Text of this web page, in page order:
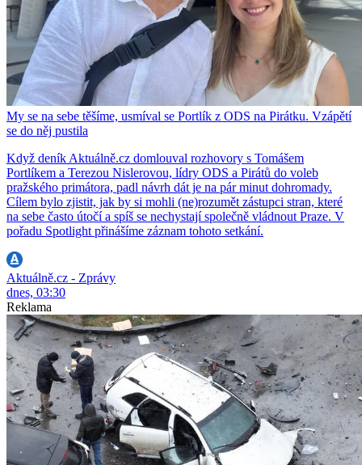
My se na sebe těšíme, usmíval se Portlík z ODS na Pirátku. Vzápětí
se do něj pustila
Když deník Aktuálně.cz domlouval rozhovory s Tomášem
Portlíkem a Terezou Nislerovou, lídry ODS a Pirátů do voleb
pražského primátora, padl návrh dát je na pár minut dohromady.
Cílem bylo zjistit, jak by si mohli (ne)rozumět zástupci stran, které
na sebe často útočí a spíš se nechystají společně vládnout Praze. V
pořadu Spotlight přinášíme záznam tohoto setkání.
Aktuálně.cz - Zprávy
dnes, 03:30
Reklama